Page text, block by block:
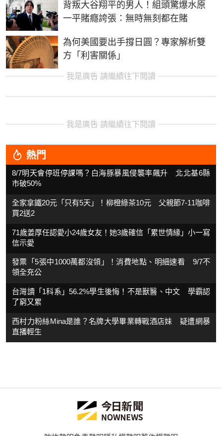
背叛大谷翔平的男人！組頭驚爆水原
一平賭癮誇張：無時無刻都在賭
為何美國要出手撐日圓？專家解析雙
方「利害關係」
我是廣告 請繼續往下閱讀
我是廣告 請繼續往下閱讀
熱門
8/7明天會停班停課嗎？白海豚暴風侵襲率飆升 北北基6縣
市破50%
全家拿鐵20元「只有5天」！柳橙綠茶10元 父親節7-11咖啡
買2送2
71歲姜厚任認愛小24歲女友！她3歲確信「累世情緣」小一寫
信示愛
發票「5張中1000萬都沒領」！消費地點、明細速看 9/7不
領全充公
台灣讀「1科系」56.2%學生後悔！不是獸醫、中文 學霸認
了窮又累
西村力粉絲Mina是誰？名牌大學畢業轉戰酒店妹 疑遭網暴
直播輕生